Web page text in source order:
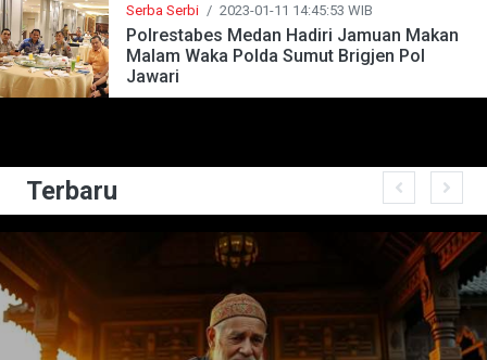
Serba Serbi / 2023-01-11 14:45:53 WIB
Polrestabes Medan Hadiri Jamuan Makan
Malam Waka Polda Sumut Brigjen Pol
Jawari
Terbaru